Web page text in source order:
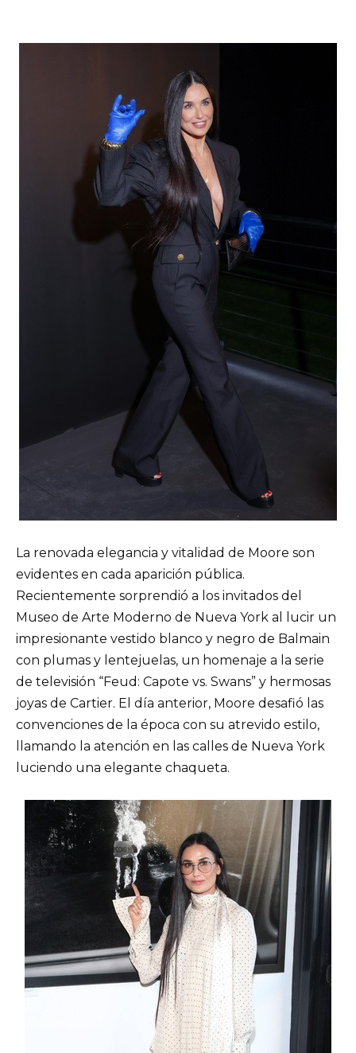
La renovada elegancia y vitalidad de Moore son
evidentes en cada aparición pública.
Recientemente sorprendió a los invitados del
Museo de Arte Moderno de Nueva York al lucir un
impresionante vestido blanco y negro de Balmain
con plumas y lentejuelas, un homenaje a la serie
de televisión “Feud: Capote vs. Swans” y hermosas
joyas de Cartier. El día anterior, Moore desafió las
convenciones de la época con su atrevido estilo,
llamando la atención en las calles de Nueva York
luciendo una elegante chaqueta.